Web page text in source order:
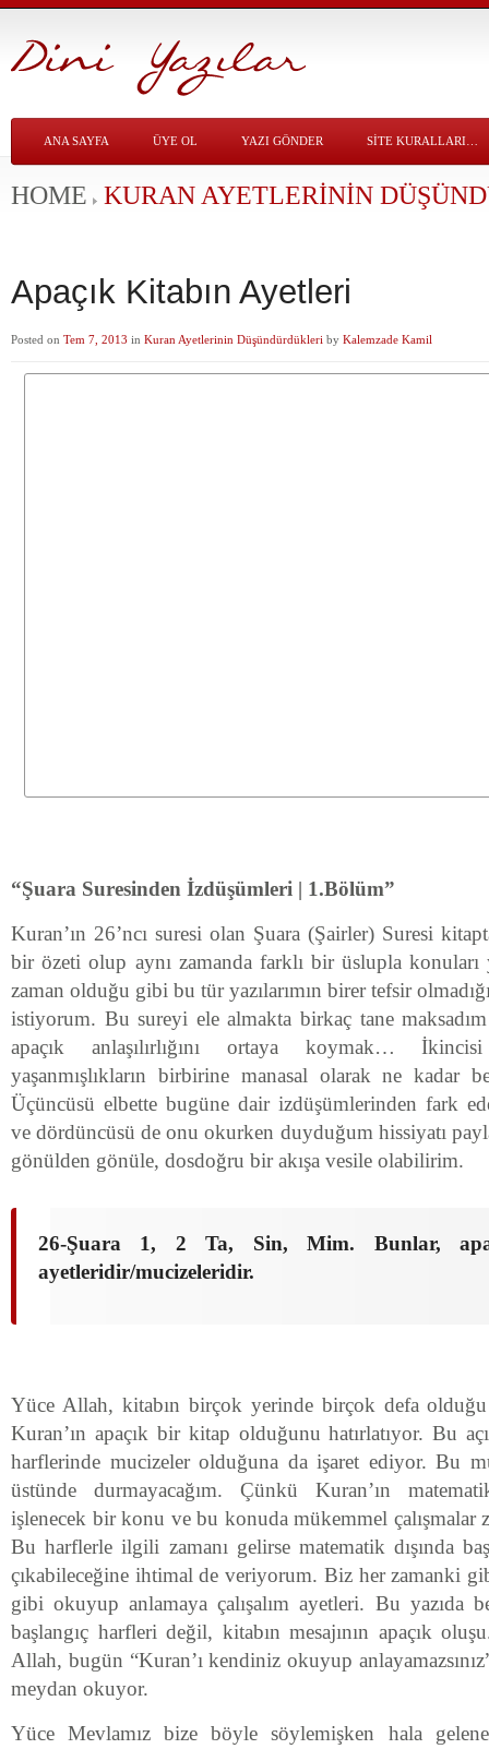
ANA SAYFA ÜYE OL YAZI GÖNDER SITE KURALLARI…
HOME KURAN AYETLERININ
Apaçık Kitabın Ayetleri
Posted on Tem 7, 2013 in Kuran Ayetlerinin Düşündürdükleri by Kalemzade Kamil
“Şuara Suresinden İzdüşümleri | 1.Bölüm”
Kuran’ın 26’ncı suresi olan Şuara (Şairler) Suresi
bir özeti olup aynı zamanda farklı bir üslupla
zaman olduğu gibi bu tür yazılarımın birer tefsir
istiyorum. Bu sureyi ele almakta birkaç tane
apaçık anlaşılırlığını ortaya koymak… İkincisi
yaşanmışlıkların birbirine manasal olarak ne kadar
Üçüncüsü elbette bugüne dair izdüşümlerinden fark
ve dördüncüsü de onu okurken duyduğum hissiyatı
gönülden gönüle, dosdoğru bir akışa vesile olabilirim.
26-Şuara 1, 2 Ta, Sin, Mim. Bunlar,
ayetleridir/mucizeleridir.
Yüce Allah, kitabın birçok yerinde birçok defa
Kuran’ın apaçık bir kitap olduğunu hatırlatıyor. Bu
harflerinde mucizeler olduğuna da işaret ediyor. Bu
üstünde durmayacağım. Çünkü Kuran’ın
işlenecek bir konu ve bu konuda mükemmel çalışmalar
Bu harflerle ilgili zamanı gelirse matematik dışında
çıkabileceğine ihtimal de veriyorum. Biz her zamanki
gibi okuyup anlamaya çalışalım ayetleri. Bu yazıda
başlangıç harfleri değil, kitabın mesajının apaçık
Allah, bugün “Kuran’ı kendiniz okuyup
meydan okuyor.
Yüce Mevlamız bize böyle söylemişken hala